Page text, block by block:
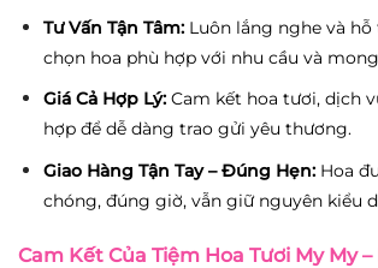
Tư Vấn Tận Tâm:Luôn lắng nghe và hỗ
chọn hoa phù hợp với nhu cầu và
Giá Cả Hợp Lý:Cam kết hoa tươi, dịch
hợp để dễ dàng trao gửi yêu thương.
Giao Hàng Tận Tay – Đúng Hẹn:Hoa
chóng, đúng giờ, vẫn giữ nguyên kiểu
Cam Kết Của Tiệm Hoa Tươi My My